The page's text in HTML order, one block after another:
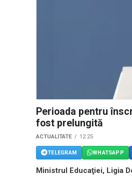
Perioada pentru
fost prelungită
ACTUALITATE 12:25
TELEGRAM WHATSAPP
Ministrul Educaţiei, Ligia